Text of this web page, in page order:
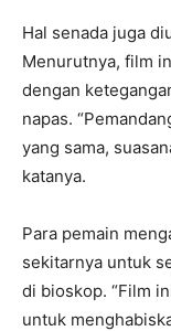
Hal senada juga
Menurutnya, film
dengan
napas.
yang sama,
katanya.
Para pemain
sekitarnya untuk
di bioskop. “Film
untuk